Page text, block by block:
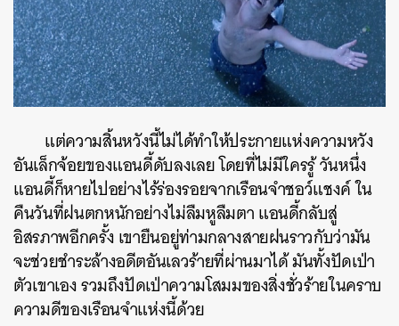
แต่ความสิ้นหวังนี้ไม่ได้ทำให้ประกายแห่งความหวัง
อันเล็กจ้อยของแอนดี้ดับลงเลย โดยที่ไม่มีใครรู้ วันหนึ่ง
แอนดี้ก็หายไปอย่างไร้ร่องรอยจากเรือนจำชอว์แชงค์ ใน
คืนวันที่ฝนตกหนักอย่างไม่ลืมหูลืมตา แอนดี้กลับสู่
อิสรภาพอีกครั้ง เขายืนอยู่ท่ามกลางสายฝนราวกับว่ามัน
จะช่วยชำระล้างอดีตอันเลวร้ายที่ผ่านมาได้ มันทั้งปัดเป่า
ตัวเขาเอง รวมถึงปัดเป่าความโสมมของสิ่งชั่วร้ายในคราบ
ความดีของเรือนจำแห่งนี้ด้วย